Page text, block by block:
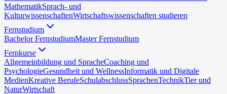
MathematikSprach- und
KulturwissenschaftenWirtschaftswissenschaften studieren
Fernstudium
Bachelor FernstudiumMaster Fernstudium
Fernkurse
Allgemeinbildung und SpracheCoaching und
PsychologieGesundheit und WellnessInformatik und Digitale
MedienKreative BerufeSchulabschlussSprachenTechnikTier und
NaturWirtschaft